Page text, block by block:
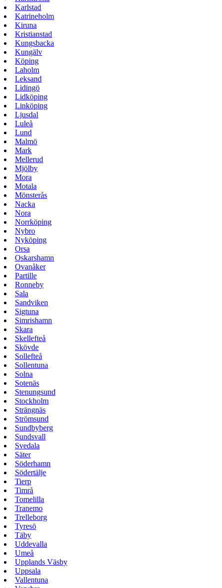
Karlstad
Katrineholm
Kiruna
Kristianstad
Kungsbacka
Kungälv
Köping
Laholm
Leksand
Lidingö
Lidköping
Linköping
Ljusdal
Luleå
Lund
Malmö
Mark
Mellerud
Mjölby
Mora
Motala
Mönsterås
Nacka
Nora
Norrköping
Nybro
Nyköping
Orsa
Oskarshamn
Ovanåker
Partille
Ronneby
Sala
Sandviken
Sigtuna
Simrishamn
Skara
Skellefteå
Skövde
Sollefteå
Sollentuna
Solna
Sotenäs
Stenungsund
Stockholm
Strängnäs
Strömsund
Sundbyberg
Sundsvall
Svedala
Säter
Söderhamn
Södertälje
Tierp
Timrå
Tomelilla
Tranemo
Trelleborg
Tyresö
Täby
Uddevalla
Umeå
Upplands Väsby
Uppsala
Vallentuna